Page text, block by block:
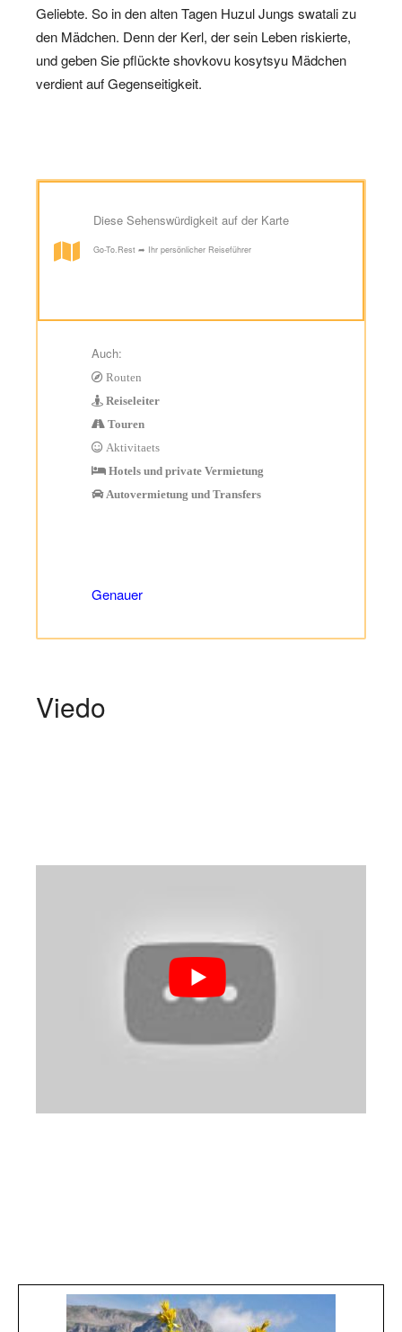
Geliebte. So in den alten Tagen Huzul Jungs swatali zu
den Mädchen. Denn der Kerl, der sein Leben riskierte,
und geben Sie pflückte shovkovu kosytsyu Mädchen
verdient auf Gegenseitigkeit.
Diese Sehenswürdigkeit auf der Karte
Go-To.Rest ➦ Ihr persönlicher Reiseführer
Auch:
Routen
Reiseleiter
Touren
Aktivitaets
Hotels und private Vermietung
Autovermietung und Transfers
Genauer
Viedo